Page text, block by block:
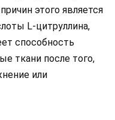
этого является
L-цитруллина,
способность
ткани после того,
или